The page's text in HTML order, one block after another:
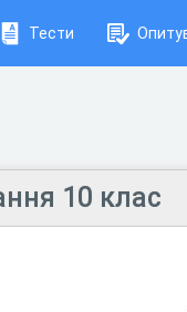
Тести
10 клас